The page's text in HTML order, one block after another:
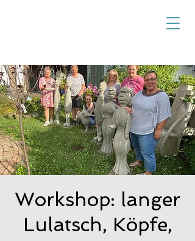
Workshop: langer
Lulatsch, Köpfe,